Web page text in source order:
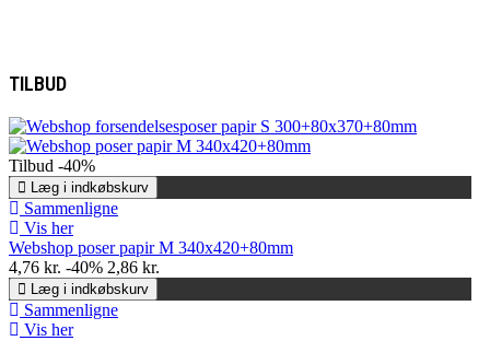
TILBUD
Tilbud -40%
Læg i indkøbskurv
Sammenligne
Vis her
Webshop poser papir M 340x420+80mm
4,76 kr. -40% 2,86 kr.
Læg i indkøbskurv
Sammenligne
Vis her